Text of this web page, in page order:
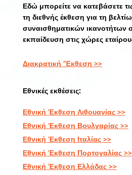
Εδώ μπορείτε να κατεβάσετε
τη διεθνής έκθεση για τη
συναισθηματικών ικανοτήτων
εκπαίδευση στις χώρες
Διακρατική ‘Έκθεση >>
Εθνικές εκθέσεις:
Εθνική Έκθεση Λιθουανίας >>
Εθνική Έκθεση Βουλγαρίας >>
Εθνική Έκθεση Ιταλίας >>
Εθνική Έκθεση Πορτογαλίας >>
Εθνική Έκθεση Ελλάδας >>